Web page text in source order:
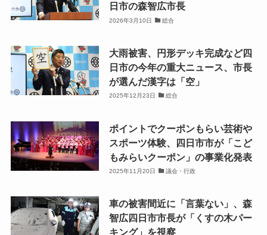
日市の森智広市長
2026年3月10日 総合
大雨被害、円形デッキ完成など四
日市の今年の重大ニュース、市長
が選んだ漢字は「空」
2025年12月23日 総合
ポイントでクーポンもらい芸術や
スポーツ体験、四日市市が「こど
もみらいクーポン」の事業化発表
2025年11月20日 議会・行政
車の被害間近に「言葉ない」、森
智広四日市市長が「くすの木パー
キング」を視察